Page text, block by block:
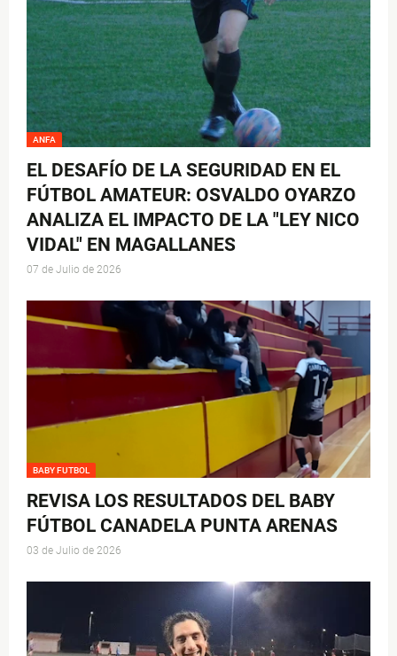
ANFA
EL DESAFÍO DE LA SEGURIDAD EN EL
FÚTBOL AMATEUR: OSVALDO OYARZO
ANALIZA EL IMPACTO DE LA "LEY NICO
VIDAL" EN MAGALLANES
07 de Julio de 2026
BABY FUTBOL
REVISA LOS RESULTADOS DEL BABY
FÚTBOL CANADELA PUNTA ARENAS
03 de Julio de 2026